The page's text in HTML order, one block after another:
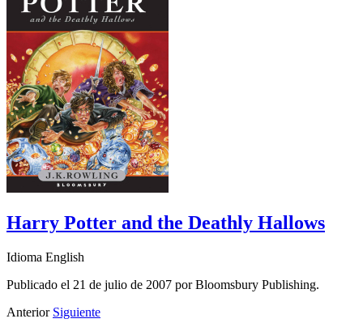
Harry Potter and the Deathly Hallows
Idioma English
Publicado el 21 de julio de 2007 por Bloomsbury Publishing.
Anterior Siguiente